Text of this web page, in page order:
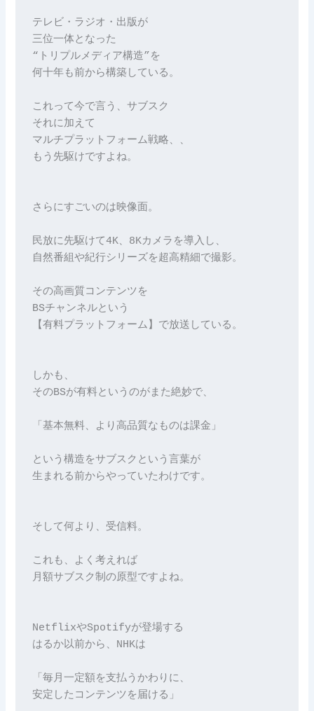
テレビ・ラジオ・出版が
三位一体となった
“トリプルメディア構造”を
何十年も前から構築している。
これって今で言う、サブスク
それに加えて
マルチプラットフォーム戦略、、
もう先駆けですよね。
さらにすごいのは映像面。
民放に先駆けて4K、8Kカメラを導入し、
自然番組や紀行シリーズを超高精細で撮影。
その高画質コンテンツを
BSチャンネルという
【有料プラットフォーム】で放送している。
しかも、
そのBSが有料というのがまた絶妙で、
「基本無料、より高品質なものは課金」
という構造をサブスクという言葉が
生まれる前からやっていたわけです。
そして何より、受信料。
これも、よく考えれば
月額サブスク制の原型ですよね。
NetflixやSpotifyが登場する
はるか以前から、NHKは
「毎月一定額を支払うかわりに、
安定したコンテンツを届ける」